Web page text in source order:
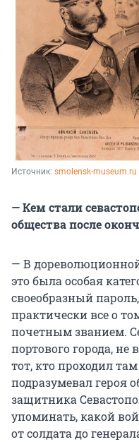
Источник: smolensk-museum.ru
— Кем стали
общества после
— В
это была особая
своеобразный
практически все о
почетным званием.
портового города, не
тот, кто проходил
подразумевал героя
защитника
упоминать, какой
от солдата до